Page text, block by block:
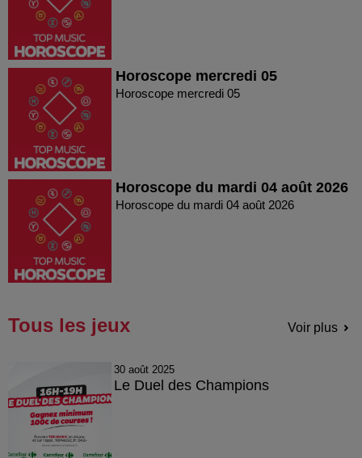
Horoscope mercredi 05
Horoscope mercredi 05
Horoscope du mardi 04 août 2026
Horoscope du mardi 04 août 2026
Tous les jeux Voir plus
30 août 2025
Le Duel des Champions